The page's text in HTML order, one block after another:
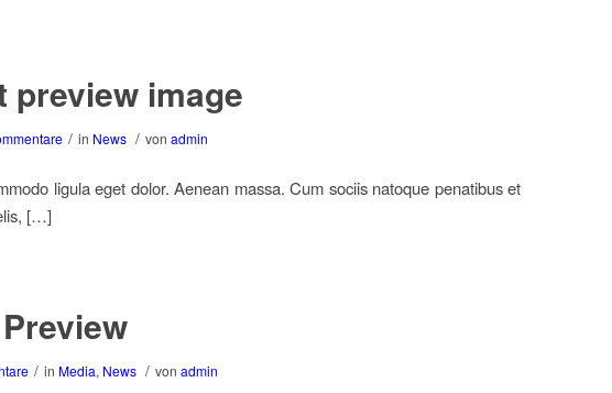
preview image
/ in News / von admin
ligula eget dolor. Aenean massa. Cum sociis natoque penatibus et
[…]
/ in Media, News / von admin